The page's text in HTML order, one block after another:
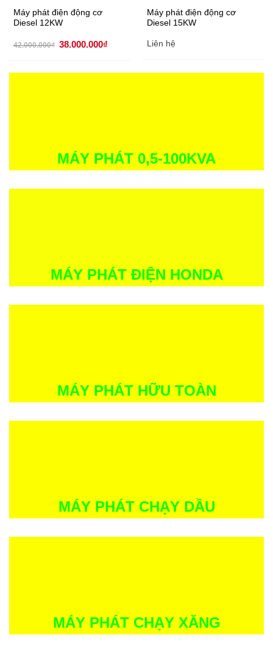
Máy phát điện động cơ
Diesel 12KW
42.000.000₫ Giá
38.000.000₫
38.000.000₫.
Máy phát điện động cơ
Diesel 15KW
Liên hệ
MÁY PHÁT 0,5-100KVA
MÁY PHÁT ĐIỆN HONDA
MÁY PHÁT HỮU TOÀN
MÁY PHÁT CHẠY DẦU
MÁY PHÁT CHẠY XĂNG